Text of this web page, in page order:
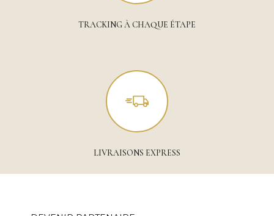
TRACKING À CHAQUE ÉTAPE
LIVRAISONS EXPRESS